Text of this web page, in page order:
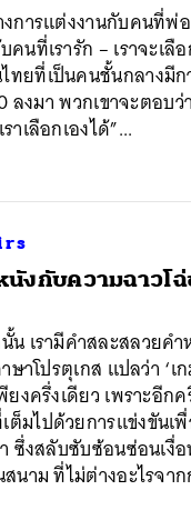
งการแต่งงานกับคนที่พ่
นที่เรารัก – เราจะเลื
ทยที่เป็นคนชั้นกลางมี
ลงมา พวกเขาจะตอบ
าเลือกเองได้”...
นังกับความฉาวโ
เรามีคำสละสลวยคำ
ษาโปรตุเกส แปลว่า ‘
ยงครึ่งเดียว เพราะอี
มไปด้วยการแข่งขันเ
ซึ่งสลับซับซ้อนซ่อนเงื่
นาม ที่ไม่ต่างอะไรจา